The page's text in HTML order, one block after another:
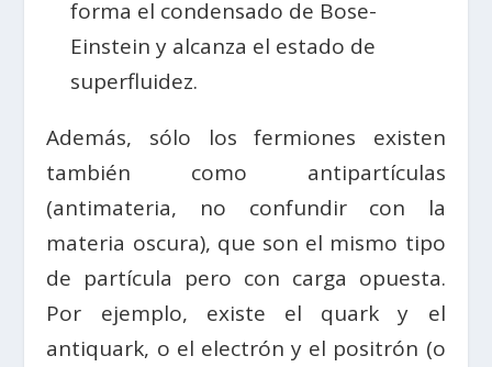
forma el condensado de Bose-
Einstein y alcanza el estado de
superfluidez.
Además, sólo los fermiones existen
también como antipartículas
(antimateria, no confundir con la
materia oscura), que son el mismo tipo
de partícula pero con carga opuesta.
Por ejemplo, existe el quark y el
antiquark, o el electrón y el positrón (o